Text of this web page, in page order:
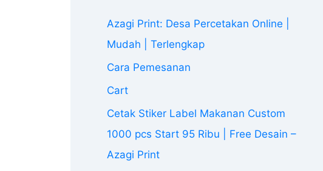
Azagi Print: Desa Percetakan Online |
Mudah | Terlengkap
Cara Pemesanan
Cart
Cetak Stiker Label Makanan Custom
1000 pcs Start 95 Ribu | Free Desain –
Azagi Print